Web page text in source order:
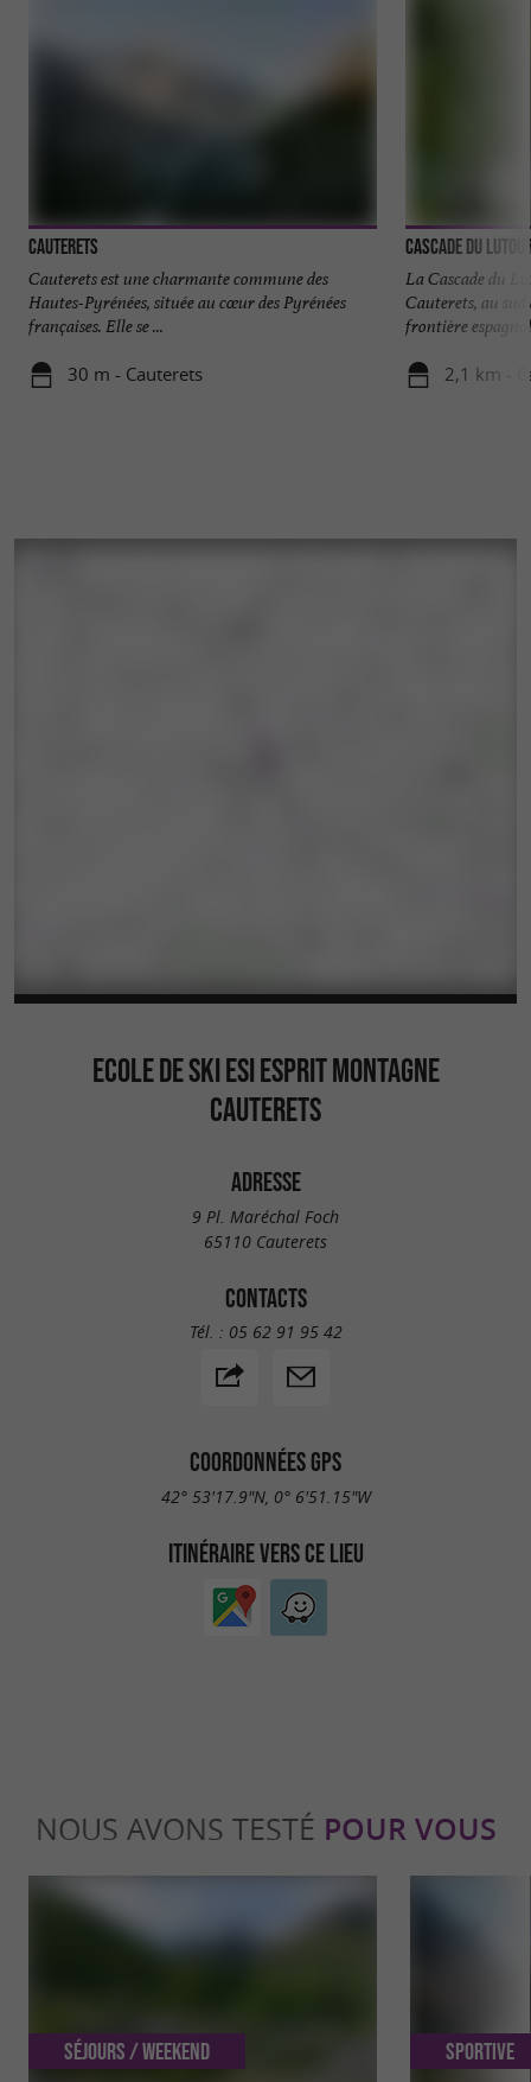
Cauterets
Cauterets est une charmante commune des
Hautes-Pyrénées, située au cœur des Pyrénées
françaises. Elle se ...
30 m - Cauterets
Cascade du
La Cascade du
Cauterets, au
frontière
2,1 km -
ECOLE DE SKI ESI ESPRIT MONTAGNE
CAUTERETS
ADRESSE
9 Pl. Maréchal Foch
65110 Cauterets
CONTACTS
Tél. : 05 62 91 95 42
COORDONNÉES GPS
42° 53'17.9"N, 0° 6'51.15"W
ITINÉRAIRE VERS CE LIEU
NOUS AVONS TESTÉ POUR VOUS
Séjours / Weekend Sportive